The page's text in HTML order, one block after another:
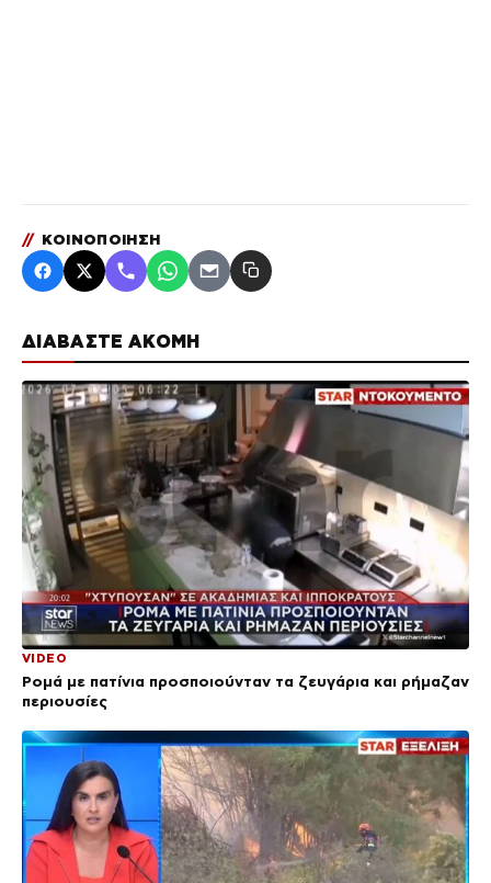
ΔΙΑΒΑΣΤΕ ΑΚΟΜΗ
VIDEO
Ρομά με πατίνια προσποιούνταν τα ζευγάρια και ρήμαζαν
περιουσίες
// ΚΟΙΝΟΠΟΙΗΣΗ